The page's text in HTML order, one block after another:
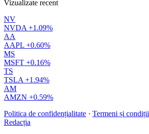
Vizualizate recent
NV
NVDA +1.09%
AA
AAPL +0.60%
MS
MSFT +0.16%
TS
TSLA +1.94%
AM
AMZN +0.59%
Politica de confidențialitate · Termeni și condiții
Redacția